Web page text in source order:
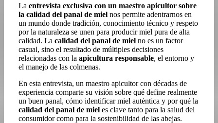
La entrevista exclusiva con un maestro apicultor sobre
la calidad del panal de miel nos permite adentrarnos en
un mundo donde tradición, conocimiento técnico y respeto
por la naturaleza se unen para producir miel pura de alta
calidad. La calidad del panal de miel no es un factor
casual, sino el resultado de múltiples decisiones
relacionadas con la apicultura responsable, el entorno y
el manejo de las colmenas.
En esta entrevista, un maestro apicultor con décadas de
experiencia comparte su visión sobre qué define realmente
un buen panal, cómo identificar miel auténtica y por qué la
calidad del panal de miel es clave tanto para la salud del
consumidor como para la sostenibilidad de las abejas.